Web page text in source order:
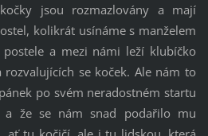
jsou rozmazlovány a mají
kolikrát usínáme s manželem
a mezi námi leží klubíčko
rozvalujících se koček. Ale nám to
pánek po svém neradostném startu
a že se nám snad podařilo mu